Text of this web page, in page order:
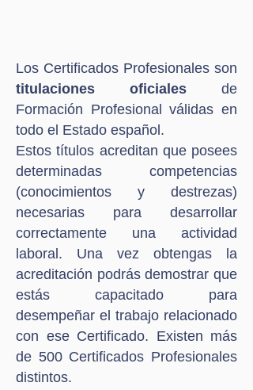
Los Certificados Profesionales son
titulaciones oficiales de
Formación Profesional válidas en
todo el Estado español.
Estos títulos acreditan que posees
determinadas competencias
(conocimientos y destrezas)
necesarias para desarrollar
correctamente una actividad
laboral. Una vez obtengas la
acreditación podrás demostrar que
estás capacitado para
desempeñar el trabajo relacionado
con ese Certificado. Existen más
de 500 Certificados Profesionales
distintos.